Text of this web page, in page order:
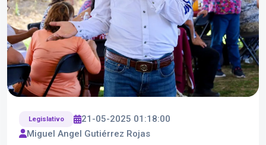
Legislativo
21-05-2025 01:18:00
Miguel Angel Gutiérrez Rojas